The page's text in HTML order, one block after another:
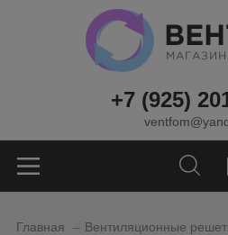
+7 (925)
Главная Вентиляционные